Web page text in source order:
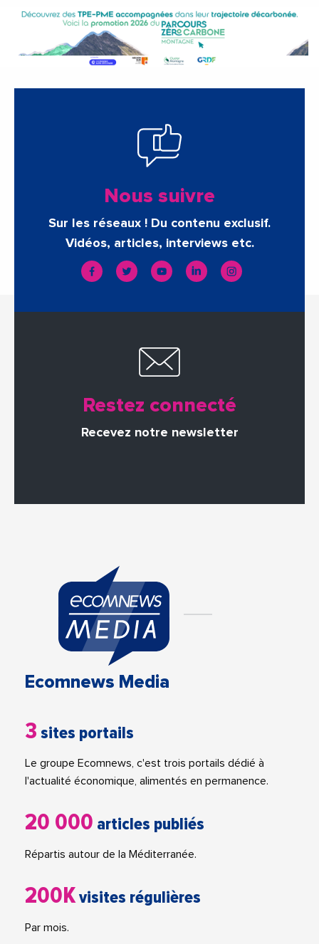
Nous suivre
Sur les réseaux ! Du contenu exclusif.
Vidéos, articles, interviews etc.
Restez connecté
Recevez notre newsletter
Ecomnews Media
3 sites portails
Le groupe Ecomnews, c'est trois portails dédié à
l'actualité économique, alimentés en permanence.
20 000 articles publiés
Répartis autour de la Méditerranée.
200Kvisites régulières
Par mois.